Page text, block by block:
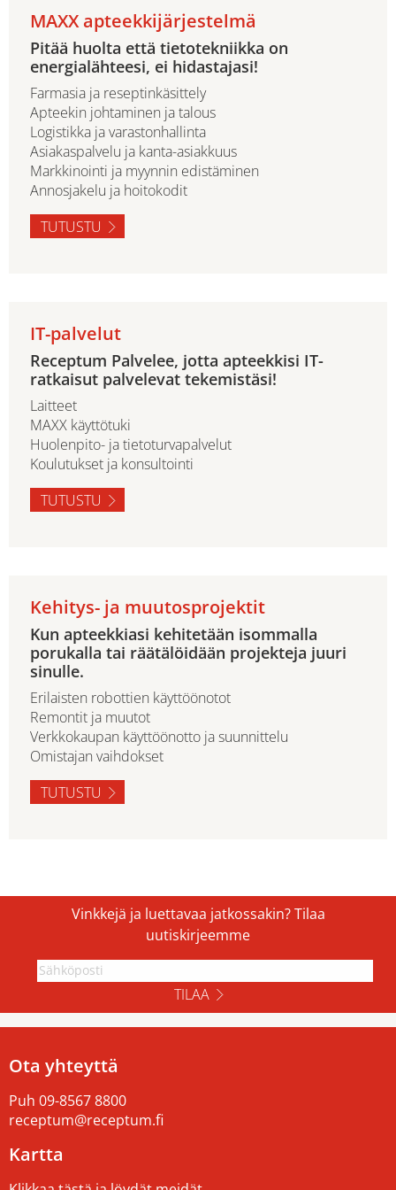
MAXX apteekkijärjestelmä
Pitää huolta että tietotekniikka on
energialähteesi, ei hidastajasi!
Farmasia ja reseptinkäsittely
Apteekin johtaminen ja talous
Logistikka ja varastonhallinta
Asiakaspalvelu ja kanta-asiakkuus
Markkinointi ja myynnin edistäminen
Annosjakelu ja hoitokodit
TUTUSTU
IT-palvelut
Receptum Palvelee, jotta apteekkisi IT-
ratkaisut palvelevat tekemistäsi!
Laitteet
MAXX käyttötuki
Huolenpito- ja tietoturvapalvelut
Koulutukset ja konsultointi
TUTUSTU
Kehitys- ja muutosprojektit
Kun apteekkiasi kehitetään isommalla
porukalla tai räätälöidään projekteja juuri
sinulle.
Erilaisten robottien käyttöönotot
Remontit ja muutot
Verkkokaupan käyttöönotto ja suunnittelu
Omistajan vaihdokset
TUTUSTU
Vinkkejä ja luettavaa jatkossakin? Tilaa
uutiskirjeemme
TILAA
Ota yhteyttä
Puh 09-8567 8800
receptum@receptum.fi
Kartta